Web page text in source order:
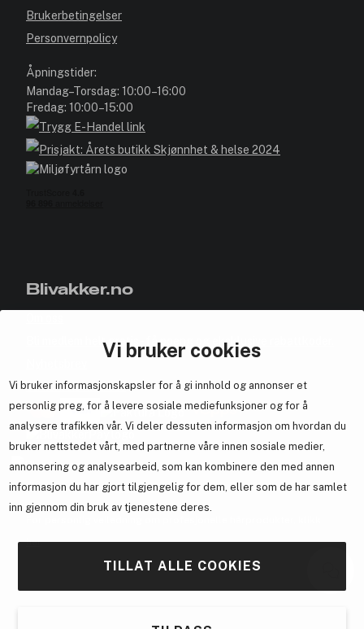
Vi bruker cookies
Vi bruker informasjonskapsler for å gi innhold og annonser et
personlig preg, for å levere sosiale mediefunksjoner og for å
analysere trafikken vår. Vi deler dessuten informasjon om hvordan du
bruker nettstedet vårt, med partnerne våre innen sosiale medier,
annonsering og analysearbeid, som kan kombinere den med annen
informasjon du har gjort tilgjengelig for dem, eller som de har samlet
inn gjennom din bruk av tjenestene deres.
TILLAT ALLE COOKIES
Brukerbetingelser
Personvernpolicy
Åpningstider:
Mandag–Torsdag: 10:00–16:00
Fredag: 10:00–15:00
Blivakker.no
Bli medlem helt gratis - få poeng og eksklusive rabattkoder.
Samarbeid med oss
En del avBrandsdal Group AS
her.